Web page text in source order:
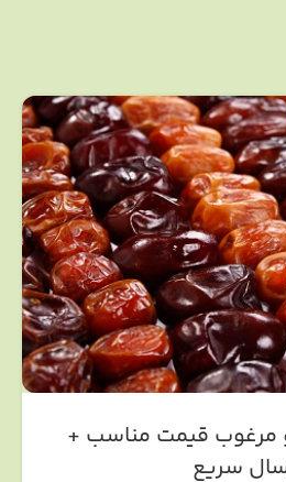
و مرغوب قیمت مناسب +
سریع